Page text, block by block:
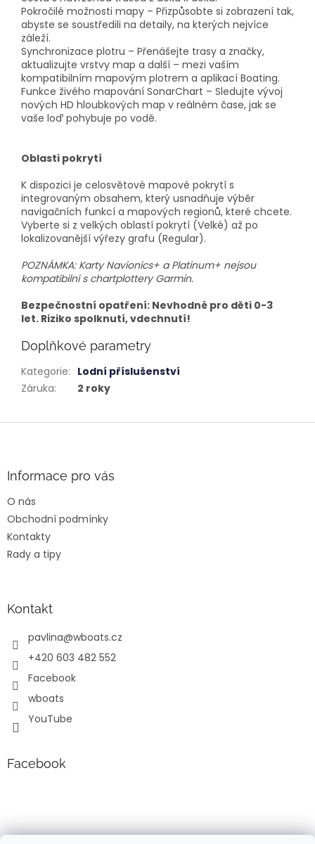
Pokročilé možnosti mapy – Přizpůsobte si zobrazení tak,
abyste se soustředili na detaily, na kterých nejvíce
záleží.
Synchronizace plotru – Přenášejte trasy a značky,
aktualizujte vrstvy map a další – mezi vaším
kompatibilním mapovým plotrem a aplikací Boating.
Funkce živého mapování SonarChart – Sledujte vývoj
nových HD hloubkových map v reálném čase, jak se
vaše loď pohybuje po vodě.
Oblasti pokrytí
K dispozici je celosvětové mapové pokrytí s
integrovaným obsahem, který usnadňuje výběr
navigačních funkcí a mapových regionů, které chcete.
Vyberte si z velkých oblastí pokrytí (Velké) až po
lokalizovanější výřezy grafu (Regular).
POZNÁMKA: Karty Navionics+ a Platinum+ nejsou
kompatibilní s chartplottery Garmin.
Bezpečnostní opatření: Nevhodné pro děti 0-3
let. Riziko spolknutí, vdechnutí!
Doplňkové parametry
Kategorie: Lodní příslušenství
Záruka: 2 roky
Informace pro vás
O nás
Obchodní podmínky
Kontakty
Rady a tipy
Kontakt
pavlina@wboats.cz
+420 603 482 552
Facebook
wboats
YouTube
Facebook